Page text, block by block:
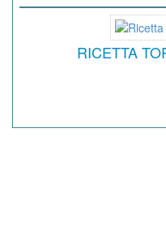
RICETTA